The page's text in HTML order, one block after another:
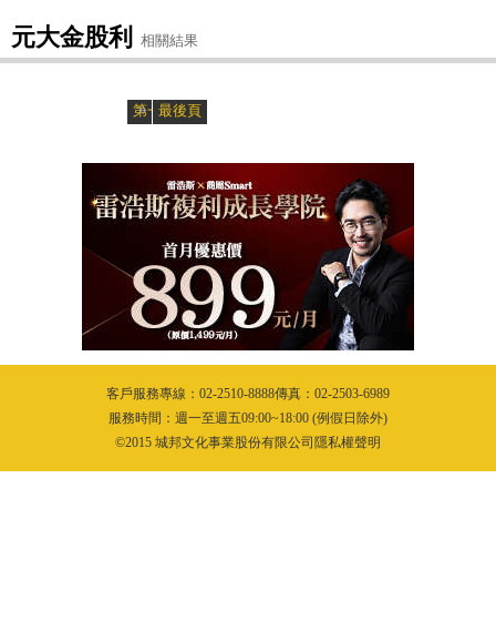
元大金股利 相關結果
第一頁 «
» 最後頁
客戶服務專線：02-2510-8888傳真：02-2503-6989
服務時間：週一至週五09:00~18:00 (例假日除外)
©2015 城邦文化事業股份有限公司隱私權聲明